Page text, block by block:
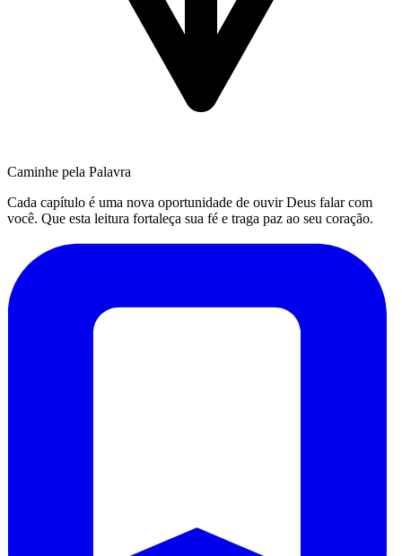
Caminhe pela Palavra
Cada capítulo é uma nova oportunidade de ouvir Deus falar com
você. Que esta leitura fortaleça sua fé e traga paz ao seu coração.